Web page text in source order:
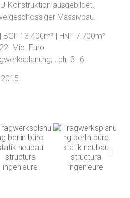
Konstruktion ausgebildet.
Massivbau.
BGF 13.400m² | HNF 7.700m²
Mio. Euro
Lph. 3–6